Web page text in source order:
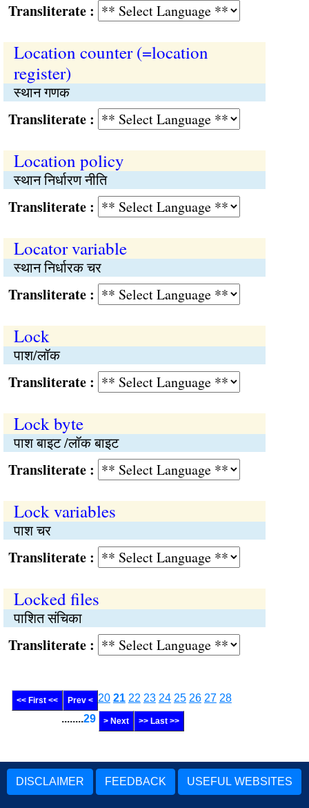
:
Location counter (=location
register)
स्थान गणक
:
Location policy
स्थान निर्धारण नीति
:
Locator variable
स्थान निर्धारक चर
:
Lock
पाश/लॉक
:
Lock byte
पाश बाइट /लॉक बाइट
:
Lock variables
पाश चर
:
Locked files
पाशित संचिका
:
<< First << Prev < 20 21 22 23 24 25 26 27 28
........29 > Next >> Last >>
DISCLAIMER FEEDBACK USEFUL WEBSITES